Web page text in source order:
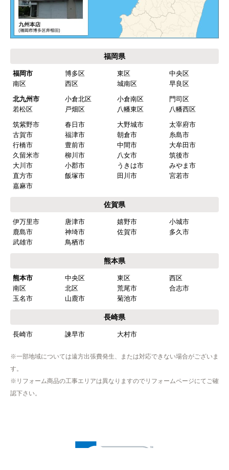
福岡県
福岡市 博多区 東区
中央区
南区
西区 城南区
早良区
北九州市
小倉北区 小倉南区
門司区
若松区
戸畑区 八幡東区
八幡西区
筑紫野市
春日市 大野城市
太宰府市
古賀市
福津市 朝倉市
糸島市
行橋市
豊前市 中間市
大牟田市
久留米市
柳川市 八女市
筑後市
大川市
小郡市 うきは市
みやま市
直方市
飯塚市 田川市
宮若市
嘉麻市
佐賀県
伊万里市 唐津市 嬉野市
小城市
鹿島市
神埼市 佐賀市
多久市
武雄市
鳥栖市
熊本県
熊本市 中央区 東区
西区
南区
北区 荒尾市
合志市
玉名市
山鹿市 菊池市
長崎県
長崎市 諫早市 大村市
※一部地域については遠方出張費発生、または対応できない場合がございま
す。
※リフォーム商品の工事エリアは異なりますのでリフォームページにてご確
認下さい。